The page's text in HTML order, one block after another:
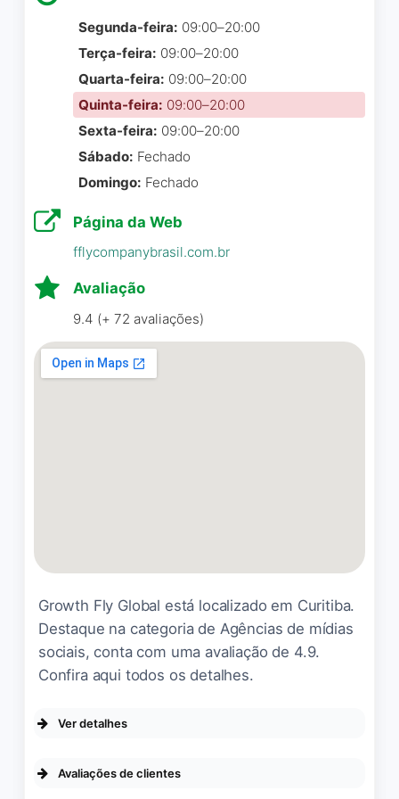
A Elefante é a responsável
pela parte de branding da
minha importadora de
estética dos nossos
catálogos é incrível e
sempre recebemos
inúmeros elogios. Eu
recomendo bastante!
Sempre um ótimo
juntos tivemos os objetivos
Segunda-feira: 09:00–20:00
Terça-feira: 09:00–20:00
Quarta-feira: 09:00–20:00
Quinta-feira: 09:00–20:00
Sexta-feira: 09:00–20:00
Sábado: Fechado
Domingo: Fechado
Página da Web
fflycompanybrasil.com.br
Avaliação
9.4 (+ 72 avaliações)
Growth Fly Global está localizado em Curitiba.
Destaque na categoria de Agências de mídias
sociais, conta com uma avaliação de 4.9.
Confira aqui todos os detalhes.
Ver detalhes
Avaliações de clientes